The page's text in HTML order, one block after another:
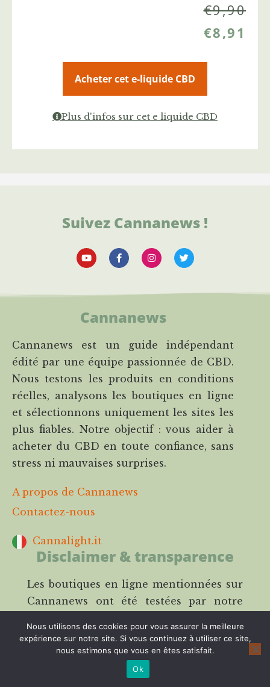
€9,90
€8,91
Acheter cet e-liquide CBD
Plus d'infos sur cet e liquide CBD
Suivez Cannanews !
Cannanews
Cannanews est un guide indépendant
édité par une équipe passionnée de CBD.
Nous testons les produits en conditions
réelles, analysons les boutiques en ligne
et sélectionnons uniquement les sites les
plus fiables. Notre objectif : vous aider à
acheter du CBD en toute confiance, sans
stress ni mauvaises surprises.
A propos de Cannanews
Contactez-nous
Cannalight.it
Disclaimer & transparence
Les boutiques en ligne mentionnées sur
Cannanews ont été testées par notre
indépendants ils mais ne remplacent pas
une analyse en laboratoire ou un avis
médical. Notre modèle repose sur
Nous utilisons des cookies pour vous assurer la meilleure
expérience sur notre site. Si vous continuez à utiliser ce site,
nous estimons que vous en êtes satisfait.
Ok